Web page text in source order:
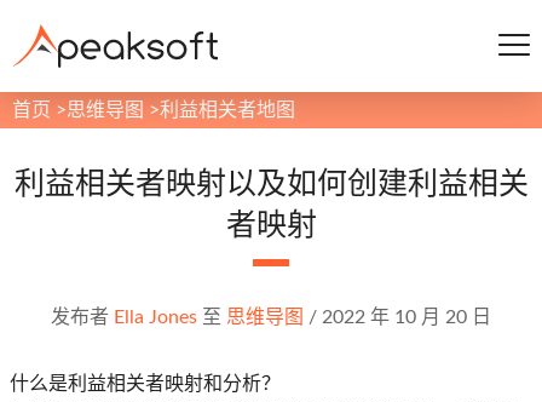
首页 >思维导图 >利益相关者地图
利益相关者映射以及如何创建利益相关
者映射
发布者 Ella Jones 至 思维导图 / 2022 年 10 月 20 日
什么是利益相关者映射和分析？